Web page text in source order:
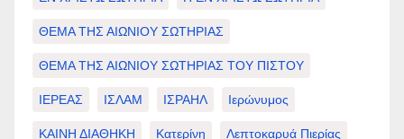
ΘΕΜΑ ΤΗΣ ΑΙΩΝΙΟΥ ΣΩΤΗΡΙΑΣ
ΘΕΜΑ ΤΗΣ ΑΙΩΝΙΟΥ ΣΩΤΗΡΙΑΣ ΤΟΥ ΠΙΣΤΟΥ
ΙΕΡΕΑΣ ΙΣΛΑΜ ΙΣΡΑΗΛ Ιερώνυμος
ΚΑΙΝΗ ΔΙΑΘΗΚΗ Κατερίνη Λεπτοκαρυά Πιερίας